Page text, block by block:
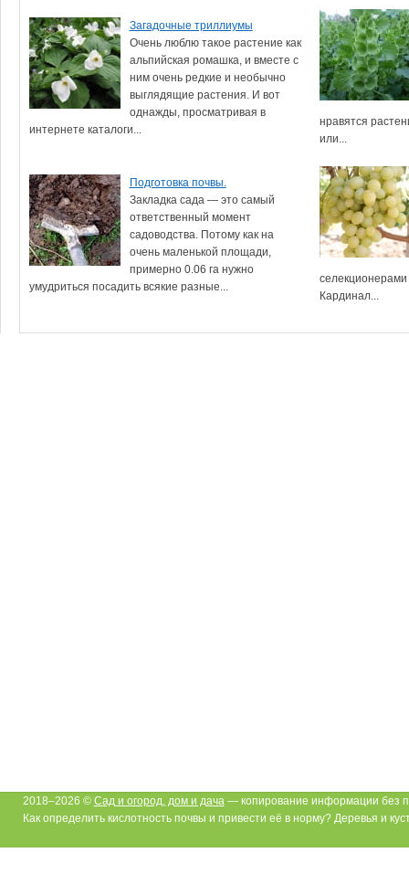
Загадочные триллиумы
Очень люблю такое растение как
альпийская ромашка, и вместе с
ним очень редкие и необычно
выглядящие растения. И вот
однажды, просматривая в
интернете каталоги...
нравятся
или...
Подготовка почвы.
Закладка сада — это самый
ответственный момент
садоводства. Потому как на
очень маленькой площади,
примерно 0.06 га нужно
умудриться посадить всякие разные...
Кардинал...
2018–2026 © Сад и огород, дом и дача— копирование информации без
Как определить кислотность почвы и привести её в норму? Деревья и